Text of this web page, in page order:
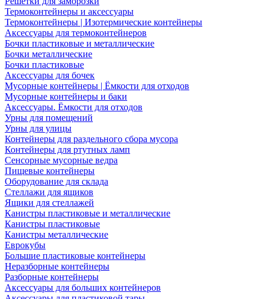
Термоконтейнеры и аксессуары
Термоконтейнеры | Изотермические контейнеры
Аксессуары для термоконтейнеров
Бочки пластиковые и металлические
Бочки металлические
Бочки пластиковые
Аксессуары для бочек
Мусорные контейнеры | Ёмкости для отходов
Мусорные контейнеры и баки
Аксессуары. Ёмкости для отходов
Урны для помещений
Урны для улицы
Контейнеры для раздельного сбора мусора
Контейнеры для ртутных ламп
Сенсорные мусорные ведра
Пищевые контейнеры
Оборудование для склада
Стеллажи для ящиков
Ящики для стеллажей
Канистры пластиковые и металлические
Канистры пластиковые
Канистры металлические
Еврокубы
Большие пластиковые контейнеры
Неразборные контейнеры
Разборные контейнеры
Аксессуары для больших контейнеров